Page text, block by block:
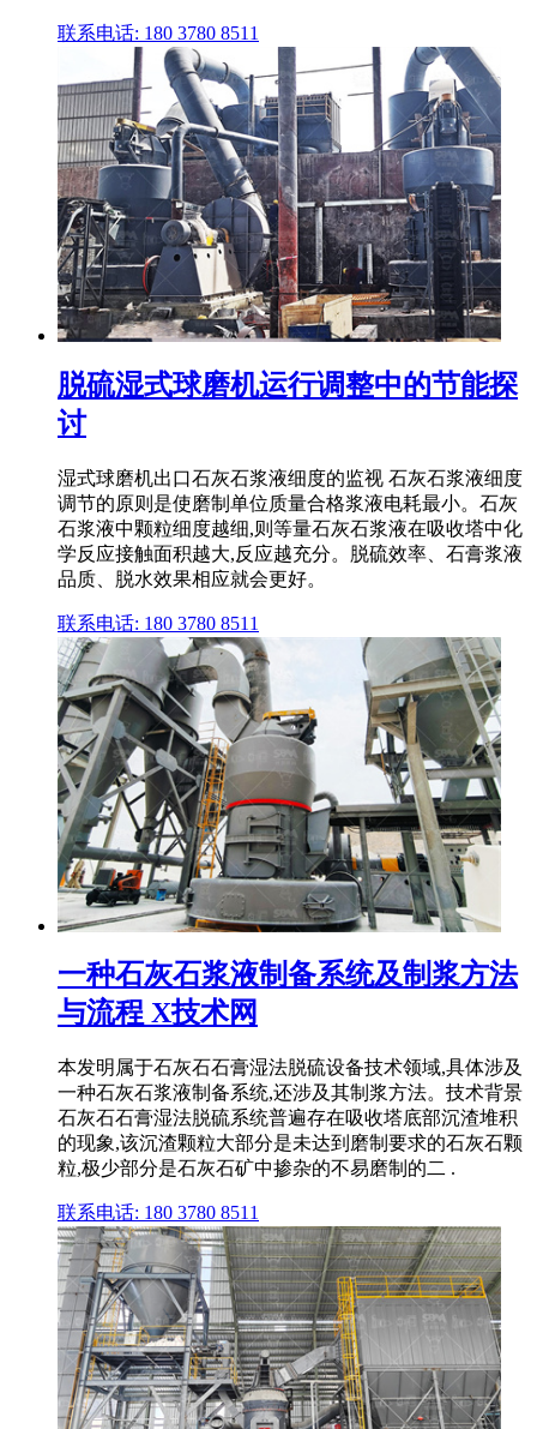
联系电话: 180 3780 8511
脱硫湿式球磨机运行调整中的节能探
讨
湿式球磨机出口石灰石浆液细度的监视 石灰石浆液细度
调节的原则是使磨制单位质量合格浆液电耗最小。石灰
石浆液中颗粒细度越细,则等量石灰石浆液在吸收塔中化
学反应接触面积越大,反应越充分。脱硫效率、石膏浆液
品质、脱水效果相应就会更好。
联系电话: 180 3780 8511
一种石灰石浆液制备系统及制浆方法
与流程 X技术网
本发明属于石灰石石膏湿法脱硫设备技术领域,具体涉及
一种石灰石浆液制备系统,还涉及其制浆方法。技术背景
石灰石石膏湿法脱硫系统普遍存在吸收塔底部沉渣堆积
的现象,该沉渣颗粒大部分是未达到磨制要求的石灰石颗
粒,极少部分是石灰石矿中掺杂的不易磨制的二 .
联系电话: 180 3780 8511